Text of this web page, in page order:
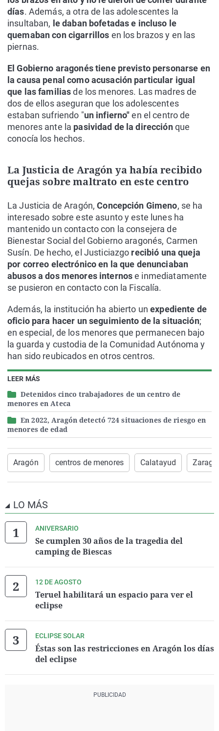
LEER MÁS
Detenidos cinco trabajadores de un centro de
menores en Ateca
En 2022, Aragón detectó 724 situaciones de riesgo en
menores de edad
días. Además, a otra de las adolescentes la
insultaban, le daban bofetadas e incluso le
quemaban con cigarrillos en los brazos y en las
piernas.
El Gobierno aragonés tiene previsto personarse en
la causa penal como acusación particular igual
que las familiasde los menores. Las madres de
dos de ellos aseguran que los adolescentes
estaban sufriendo "un infierno"en el centro de
menores ante la pasividad de la direcciónque
conocía los hechos.
La Justicia de Aragón ya había recibido
quejas sobre maltrato en este centro
La Justicia de Aragón,Concepción Gimeno, se ha
interesado sobre este asunto y este lunes ha
mantenido un contacto con la consejera de
Bienestar Social del Gobierno aragonés, Carmen
Susín. De hecho, el Justiciazgo recibió una queja
por correo electrónico en la que denunciaban
abusos a dos menores internose inmediatamente
se pusieron en contacto con la Fiscalía.
Además, la institución ha abierto unexpediente de
oficio para hacer un seguimiento de la situación;
en especial, de los menores que permanecen bajo
la guarda y custodia de la Comunidad Autónoma y
han sido reubicados en otros centros.
Aragón centros de menores Calatayud
LO MÁS
ANIVERSARIO
Se cumplen 30 años de la tragedia del
camping de Biescas
12 DE AGOSTO
Teruel habilitará un espacio para ver el
eclipse
ECLIPSE SOLAR
Éstas son las restricciones en Aragón los días
del eclipse